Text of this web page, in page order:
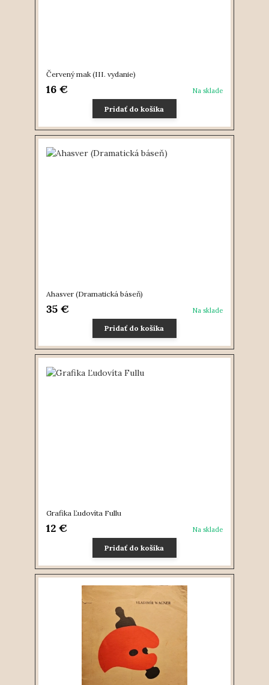
Červený mak (III. vydanie)
16 € Na sklade
Pridať do košíka
Ahasver (Dramatická báseň)
35 € Na sklade
Pridať do košíka
Grafika Ľudovíta Fullu
12 € Na sklade
Pridať do košíka